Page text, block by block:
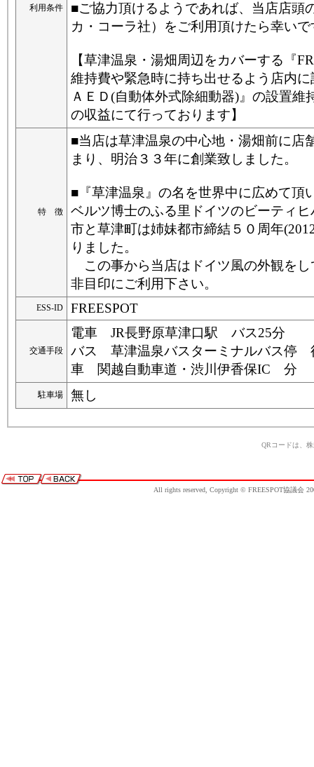
利用条件
■ご協力頂けるようであれば、当店店頭
カ・コーラ社）をご利用頂けたら幸いで
【草津温泉・湯畑周辺をカバーする『
維持費や緊急時に持ち出せるよう店内
ＡＥＤ(自動体外式除細動器)』の設置維
の収益にて行っております】
特 徴
■当店は草津温泉の中心地・湯畑前に店
まり、明治３３年に創業致しました。
■『草津温泉』の名を世界中に広めて頂
ベルツ博士のふる里ドイツのビーティ
市と草津町は姉妹都市締結５０周年
りました。
この事から当店はドイツ風の外観を
非目印にご利用下さい。
ESS-ID FREESPOT
交通手段
電車 JR長野原草津口駅 バス25分
バス 草津温泉バスターミナルバス停
車 関越自動車道・渋川伊香保IC 分
駐車場 無し
QRコードは、
All rights reserved, Copyright © FREESPOT協議会